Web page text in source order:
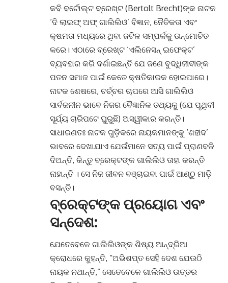
କବି ବର୍ଟୋଲ୍ଟ ବ୍ରେଖ୍ଟ (Bertolt Brecht)ଙ୍କ ନାଟକ
‘ଦି ଲାଇଫ୍ ଅଫ୍ ଗାଲିଲିଓ’ ବିଜ୍ଞାନ, ନୈତିକତା ଏବଂ
କ୍ଷମତା ମଧ୍ୟରେ ଥିବା ଜଟିଳ ସମ୍ପର୍କକୁ ଉନ୍ମୋଚିତ
କରେ। ଏଠାରେ ବ୍ରେଖ୍ଟ ‘ଏଲିନେସନ୍ ଇଫେକ୍ଟ’
ବ୍ୟବହାର କରି ଦର୍ଶାଇଛନ୍ତି ଯେ ଜଣେ ବୁଦ୍ଧିଜୀବୀଙ୍କ
ପତନ ସମାଜ ପାଇଁ କେତେ କ୍ଷତିକାରକ ହୋଇପାରେ।
ନାଟକ ଶେଷରେ, ଚର୍ଚ୍ଚର ଚାପରେ ଆସି ଗାଲିଲିଓ
ସାର୍ବଜନୀନ ଭାବେ ନିଜର ବୈଜ୍ଞାନିକ ତଥ୍ୟକୁ (ଯେ ପୃଥିବୀ
ସୂର୍ଯ୍ୟ ଚାରିପଟେ ଘୁରୁଛି) ଅସ୍ୱୀକାର କରନ୍ତି।
ସାଧାରଣତଃ ନାଟକ ଗୁଡ଼ିକରେ ନାୟକମାନଙ୍କୁ ‘ଶହୀଦ’
ଭାବରେ ଦେଖାଯାଏ ଯେଉଁମାନେ ସତ୍ୟ ପାଇଁ ପ୍ରାଣବଳି
ଦିଅନ୍ତି, କିନ୍ତୁ ବ୍ରେକ୍ଟଙ୍କ ଗାଲିଲିଓ ତାହା କରନ୍ତି
ନାହାନ୍ତି । ସେ ନିଜ ଜୀବନ ବଞ୍ଚାଇବା ପାଇଁ ଆଣ୍ଠୁ ମାଡ଼ି
ବସନ୍ତି।
ବ୍ରେକ୍ଟଙ୍କ ପ୍ରୟୋଗ ଏବଂ
ସନ୍ଦେଶ:
ଯେତେବେଳେ ଗାଲିଲିଓଙ୍କ ଶିଷ୍ୟ ଆନ୍ଦ୍ରିଆ
କ୍ରୋଧରେ କୁହନ୍ତି, “ଅଭିଶପ୍ତ ସେହି ଦେଶ ଯେଉଠି
ନାୟକ ନଥାନ୍ତି,” ସେତେବେଳେ ଗାଲିଲିଓ ଉତ୍ତର